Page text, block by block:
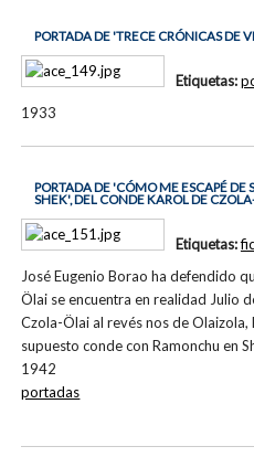
PORTADA DE 'TRECE CRÓNICAS DE
1933
Etiquetas:
PORTADA DE 'CÓMO ME ESCAPÉ
SHEK', DEL CONDE KAROL DE
José Eugenio Borao ha defendido
Ölai se encuentra en realidad Julio
Czola-Ölai al revés nos de
supuesto conde con Ramonchu en
1942
Etiquetas:
portadas